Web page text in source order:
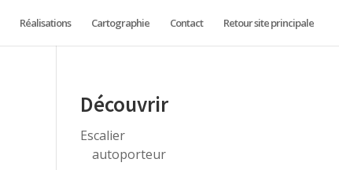
Réalisations Cartographie Contact Retour site principale
Découvrir
Escalier
autoporteur